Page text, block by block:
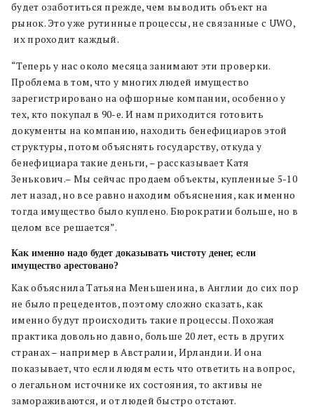
будет озаботиться прежде, чем выводить объект на
рынок. Это уже рутинные процессы, не связанные с UWO,
их проходит каждый.
“Теперь у нас около месяца занимают эти проверки.
Проблема в том, что у многих людей имущество
зарегистрировано на офшорные компании, особенно у
тех, кто покупал в 90-е. И нам приходится готовить
документы на компанию, находить бенефициаров этой
структуры, потом объяснять государству, откуда у
бенефициара такие деньги, – рассказывает Катя
Зенькович.– Мы сейчас продаем объекты, купленные 5-10
лет назад, но все равно находим объяснения, как именно
тогда имущество было куплено. Бюрократии больше, но в
целом все решается”.
Как именно надо будет доказывать чистоту денег, если
имущество арестовано?
Как объяснила Татьяна Меньшенина, в Англии до сих пор
не было прецедентов, поэтому сложно сказать, как
именно будут происходить такие процессы. Похожая
практика довольно давно, больше 20 лет,есть в других
странах – например в Австралии, Ирландии. И она
показывает, что если людям есть что ответить на вопрос,
о легальном источнике их состояния, то активы не
замораживаются, и от людей быстро отстают.